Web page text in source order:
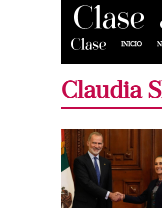
INICIO
Claudia